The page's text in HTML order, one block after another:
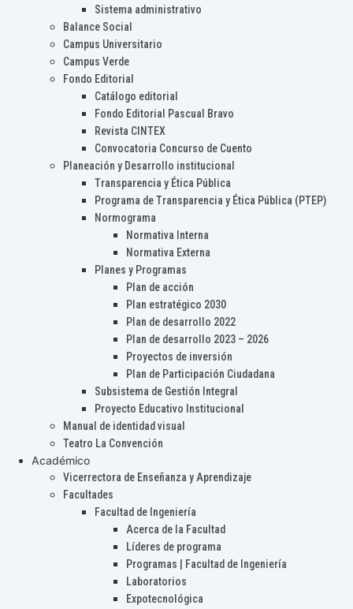
Sistema administrativo
Balance Social
Campus Universitario
Campus Verde
Fondo Editorial
Catálogo editorial
Fondo Editorial Pascual Bravo
Revista CINTEX
Convocatoria Concurso de Cuento
Planeación y Desarrollo institucional
Transparencia y Ética Pública
Programa de Transparencia y Ética Pública (PTEP)
Normograma
Normativa Interna
Normativa Externa
Planes y Programas
Plan de acción
Plan estratégico 2030
Plan de desarrollo 2022
Plan de desarrollo 2023 – 2026
Proyectos de inversión
Plan de Participación Ciudadana
Subsistema de Gestión Integral
Proyecto Educativo Institucional
Manual de identidad visual
Teatro La Convención
Académico
Vicerrectora de Enseñanza y Aprendizaje
Facultades
Facultad de Ingeniería
Acerca de la Facultad
Líderes de programa
Programas | Facultad de Ingeniería
Laboratorios
Expotecnológica